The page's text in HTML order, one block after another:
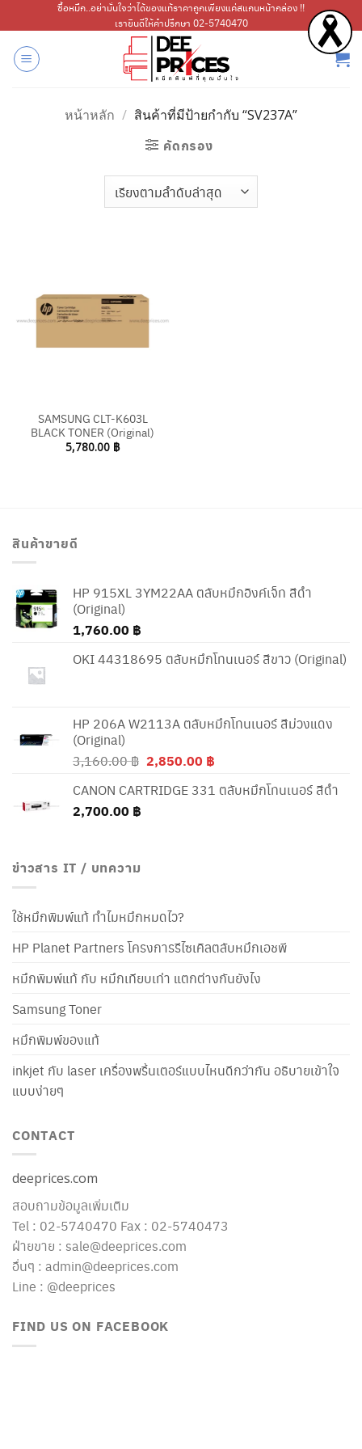
ไป
เนื้อหา
ซื้อหมึก..อย่ามั่นใจว่าได้ของแท้ราคาถูกเพียงแค่สแกนหน้ากล่อง !!
เรายินดีให้คำปรึกษา 02-5740470
หน้าหลัก / สินค้าที่มีป้ายกำกับ “SV237A”
คัดกรอง
SAMSUNG CLT-K603L
BLACK TONER (Original)
5,780.00 ฿
สินค้าขายดี
HP 915XL 3YM22AA ตลับหมึกอิงค์เจ็ท สีดำ
(Original)
1,760.00 ฿
OKI 44318695 ตลับหมึกโทนเนอร์ สีขาว (Original)
HP 206A W2113A ตลับหมึกโทนเนอร์ สีม่วงแดง
(Original)
3,160.00฿ Original
was:
2,850.00 ฿Current
is:
CANON CARTRIDGE 331 ตลับหมึกโทนเนอร์ สีดำ
2,700.00 ฿
ข่าวสาร IT / บทความ
ใช้หมึกพิมพ์แท้ ทำไมหมึกหมดไว?
HP Planet Partners โครงการรีไซเคิลตลับหมึกเอชพี
หมึกพิมพ์แท้ กับ หมึกเทียบเท่า แตกต่างกันยังไง
Samsung Toner
หมึกพิมพ์ของแท้
inkjet กับ laser เครื่องพริ้นเตอร์แบบไหนดีกว่ากัน อธิบายเข้าใจ
แบบง่ายๆ
CONTACT
deeprices.com
สอบถามข้อมูลเพิ่มเติม
Tel : 02-5740470 Fax : 02-5740473
ฝ่ายขาย : sale@deeprices.com
อื่นๆ : admin@deeprices.com
Line : @deeprices
FIND US ON FACEBOOK